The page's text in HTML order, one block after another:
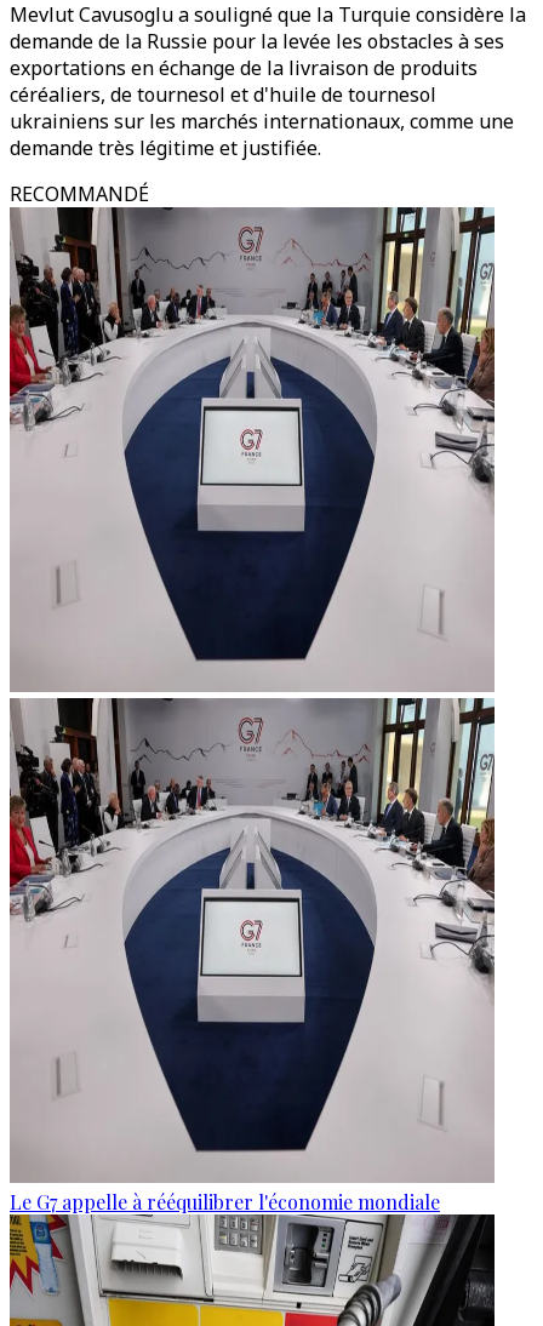
Mevlut Cavusoglu a souligné que la Turquie considère la
demande de la Russie pour la levée les obstacles à ses
exportations en échange de la livraison de produits
céréaliers, de tournesol et d'huile de tournesol
ukrainiens sur les marchés internationaux, comme une
demande très légitime et justifiée.
RECOMMANDÉ
Le G7 appelle à rééquilibrer l'économie mondiale